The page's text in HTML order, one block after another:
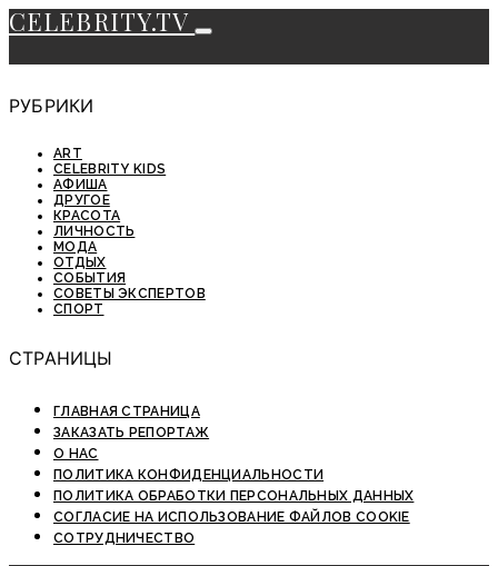
CELEBRITY.TV
РУБРИКИ
ART
CELEBRITY KIDS
АФИША
ДРУГОЕ
КРАСОТА
ЛИЧНОСТЬ
МОДА
ОТДЫХ
СОБЫТИЯ
СОВЕТЫ ЭКСПЕРТОВ
СПОРТ
СТРАНИЦЫ
ГЛАВНАЯ СТРАНИЦА
ЗАКАЗАТЬ РЕПОРТАЖ
О НАС
ПОЛИТИКА КОНФИДЕНЦИАЛЬНОСТИ
ПОЛИТИКА ОБРАБОТКИ ПЕРСОНАЛЬНЫХ ДАННЫХ
СОГЛАСИЕ НА ИСПОЛЬЗОВАНИЕ ФАЙЛОВ COOKIE
СОТРУДНИЧЕСТВО